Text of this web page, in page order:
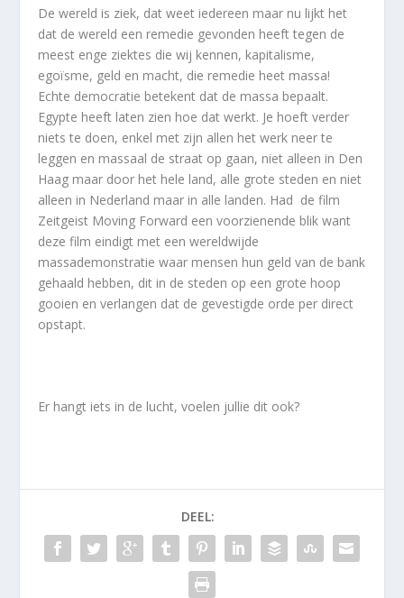
De wereld is ziek, dat weet iedereen maar nu lijkt het
dat de wereld een remedie gevonden heeft tegen de
meest enge ziektes die wij kennen, kapitalisme,
egoïsme, geld en macht, die remedie heet massa!
Echte democratie betekent dat de massa bepaalt.
Egypte heeft laten zien hoe dat werkt. Je hoeft verder
niets te doen, enkel met zijn allen het werk neer te
leggen en massaal de straat op gaan, niet alleen in Den
Haag maar door het hele land, alle grote steden en niet
alleen in Nederland maar in alle landen. Had de film
Zeitgeist Moving Forward een voorzienende blik want
deze film eindigt met een wereldwijde
massademonstratie waar mensen hun geld van de bank
gehaald hebben, dit in de steden op een grote hoop
gooien en verlangen dat de gevestigde orde per direct
opstapt.
Er hangt iets in de lucht, voelen jullie dit ook?
DEEL: